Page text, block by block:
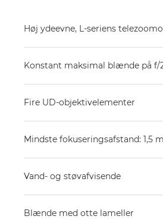
Høj ydeevne, L-seriens
Konstant maksimal blænde på f/
Fire UD-objektivelementer
Mindste fokuseringsafstand: 1,5 m
Vand- og støvafvisende
Blænde med otte lameller